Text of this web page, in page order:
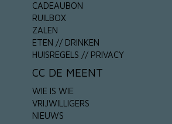
CADEAUBON
RUILBOX
ZALEN
ETEN // DRINKEN
HUISREGELS // PRIVACY
CC DE MEENT
WIE IS WIE
VRIJWILLIGERS
NIEUWS